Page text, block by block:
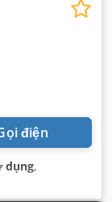
điện
dụng,